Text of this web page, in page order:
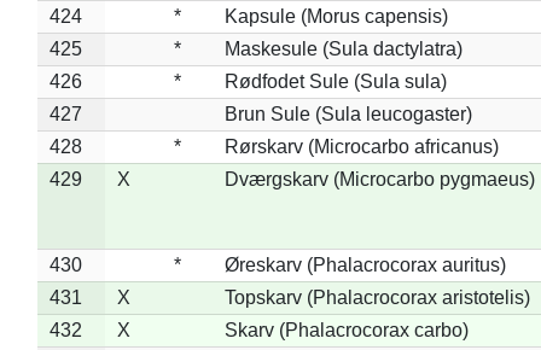
424
*
Kapsule (Morus capensis)
425
*
Maskesule (Sula dactylatra)
426
*
Rødfodet Sule (Sula sula)
427
Brun Sule (Sula leucogaster)
428
*
Rørskarv (Microcarbo africanus)
429
X Dværgskarv (Microcarbo pygmaeus)
430 *
Øreskarv (Phalacrocorax auritus)
431
X
Topskarv (Phalacrocorax aristotelis)
432
X
Skarv (Phalacrocorax carbo)